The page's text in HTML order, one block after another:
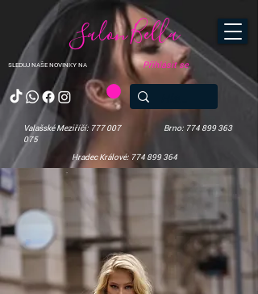
SLEDUJ NAŠE NOVINKY NA
Salon Bella
Valašské Meziříčí: 777 007
075
Brno: 774 899 363
Hradec Králové: 774 899 364
Přihlásit se